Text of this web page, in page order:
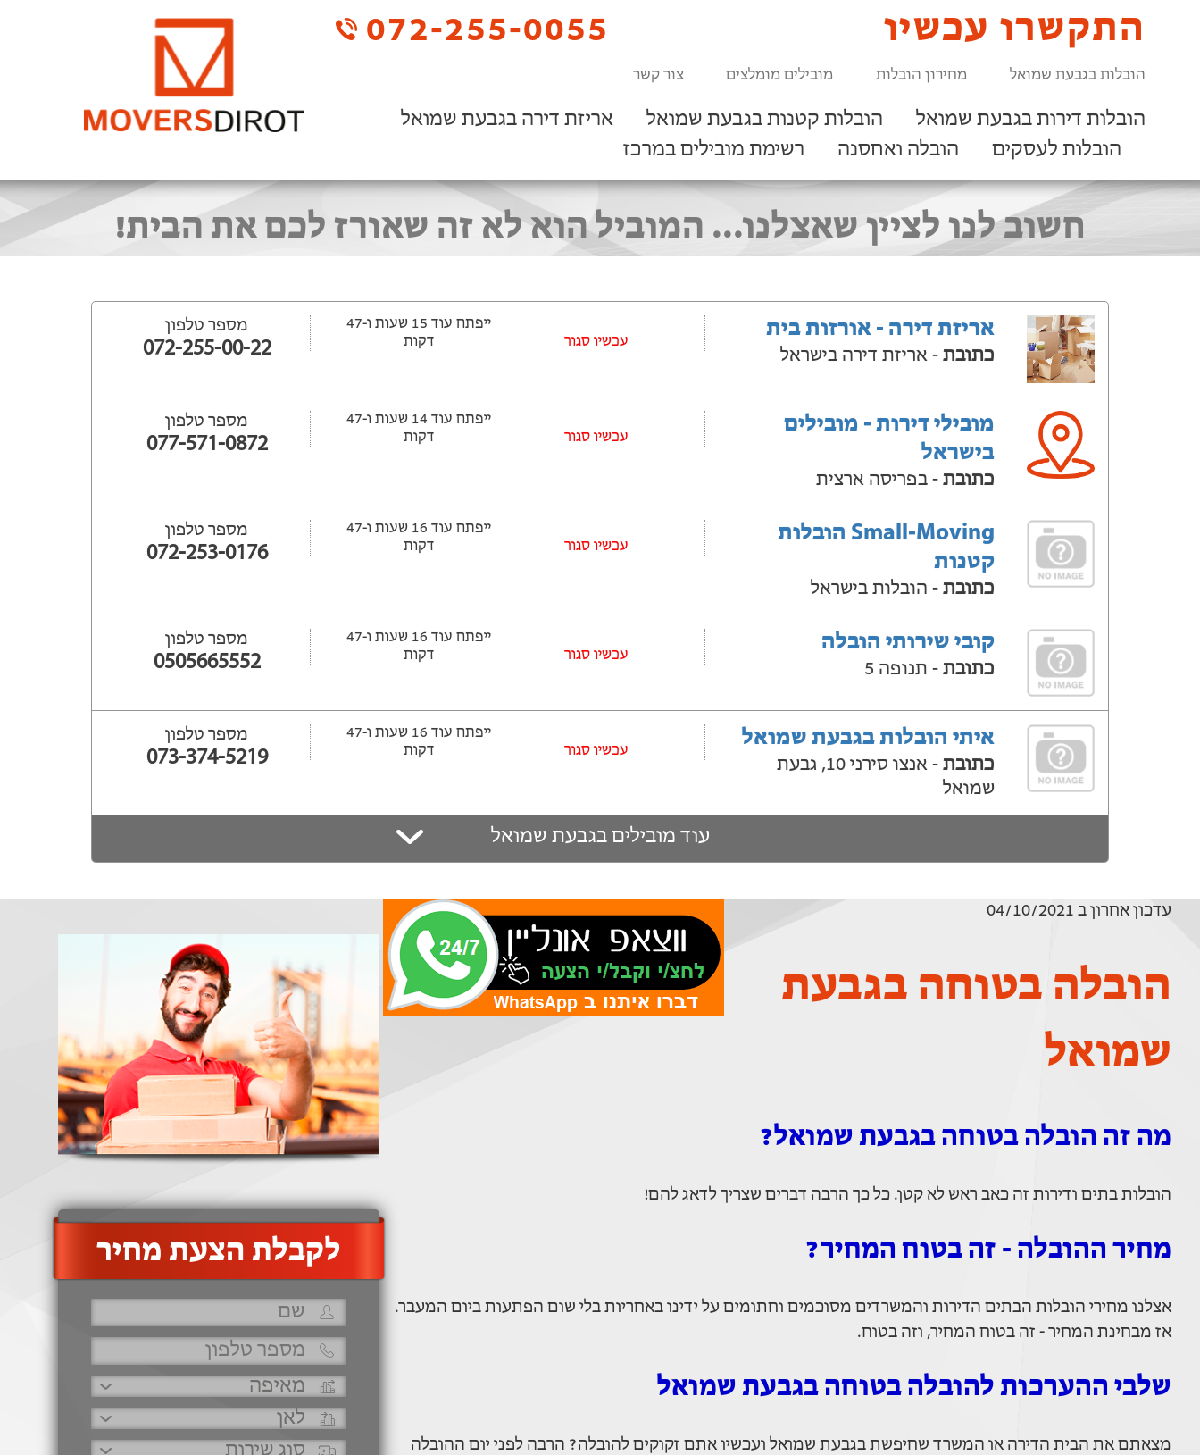
072-255-0055 התקשרו עכשיו
הובלות בגבעת שמואל מחירון הובלות מובילים מומלצים צור קשר
הובלות דירות בגבעת שמואל הובלות קטנות בגבעת שמואל
אריזת דירה בגבעת שמואל
הובלות לעסקים
הובלה ואחסנה רשימת מובילים במרכז
חשוב לנו לציין שאצלנו... המוביל הוא לא זה שאורז לכם את הבית!
אריזת דירה - אורזות בית
כתובת - אריזת דירה בישראל
עכשיו סגור
ייפתח עוד 15 שעות ‫ו-47
דקות
מספר טלפון
072-255-00-22
מובילי דירות - מובילים
בישראל
כתובת - בפריסה ארצית
עכשיו סגור
ייפתח עוד 14 שעות ‫ו-47
דקות
מספר טלפון
077-571-0872
Small-Moving הובלות
קטנות
כתובת - הובלות בישראל
עכשיו סגור
ייפתח עוד 16 שעות ‫ו-47
דקות
מספר טלפון
072-253-0176
קובי שירותי הובלה
כתובת - תנופה 5
עכשיו סגור
ייפתח עוד 16 שעות ‫ו-47
דקות
מספר טלפון
0505665552
איתי הובלות בגבעת שמואל
כתובת
- אנצו סירני 10, גבעת
שמואל
עכשיו סגור
ייפתח עוד 16 שעות ‫ו-47
דקות
מספר טלפון
073-374-5219
עוד מובילים בגבעת שמואל
עדכון אחרון ב 04/10/2021
הובלה בטוחה בגבעת
שמואל
מה זה הובלה בטוחה בגבעת שמואל?
הובלות בתים ודירות זה כאב ראש לא קטן. כל כך הרבה דברים שצריך לדאג להם!
מחיר ההובלה - זה בטוח המחיר?
אצלנו מחירי הובלות הבתים הדירות והמשרדים מסוכמים וחתומים על ידינו באחריות בלי שום הפתעות ביום המעבר.
אז מבחינת המחיר - זה בטוח המחיר, וזה בטוח.
שלבי ההערכות להובלה בטוחה בגבעת שמואל
מצאתם את הבית הדירה או המשרד שחיפשת בגבעת שמואל ועכשיו אתם זקוקים להובלה? הרבה לפני יום ההובלה
‫לקבלת הצעת מחיר